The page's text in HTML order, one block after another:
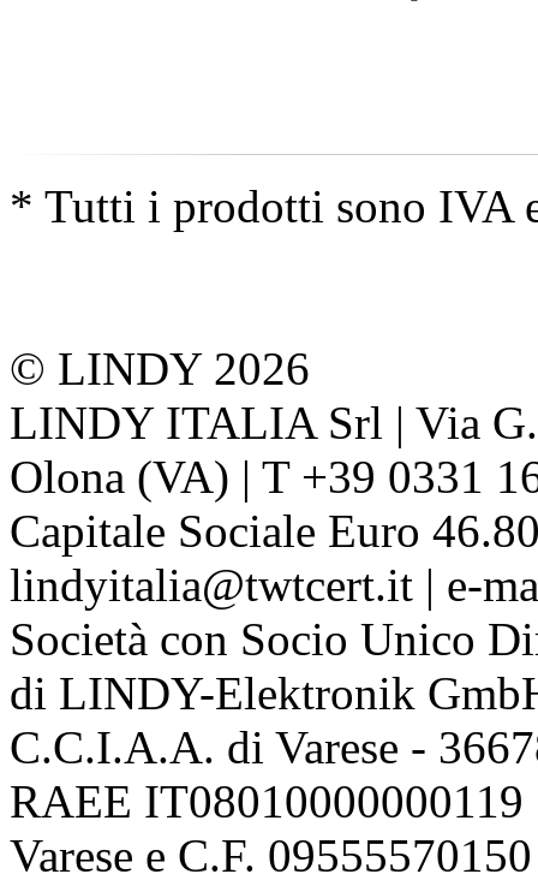
* Tutti i prodotti sono IVA
© LINDY 2026
LINDY ITALIA Srl | Via
Olona (VA) | T +39 0331
Capitale Sociale Euro
lindyitalia@twtcert.it | e-
Società con Socio Unico
di LINDY-Elektronik
C.C.I.A.A. di Varese -
RAEE
Varese e C.F. 09555570150